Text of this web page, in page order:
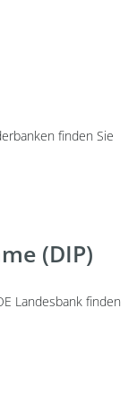
finden Sie
(DIP)
Landesbank finden